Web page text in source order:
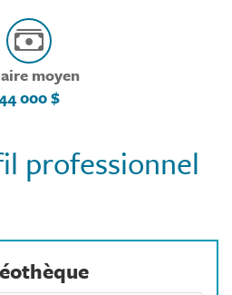
moyen
000 $
professionnel